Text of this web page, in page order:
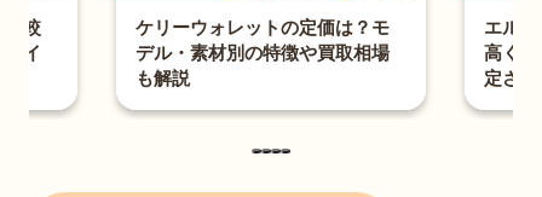
目を集めます。
1900年代に入ると、自動車が普及したことで馬具の人気が低
迷します。
モーリス・エルメスは、こうした時代の変化にすぐさま対応。
レットの定価は？モ
別の特徴や買取相場
エルメス「ヴェスパ」の買取で
高く売るコツ｜廃盤でも高額査